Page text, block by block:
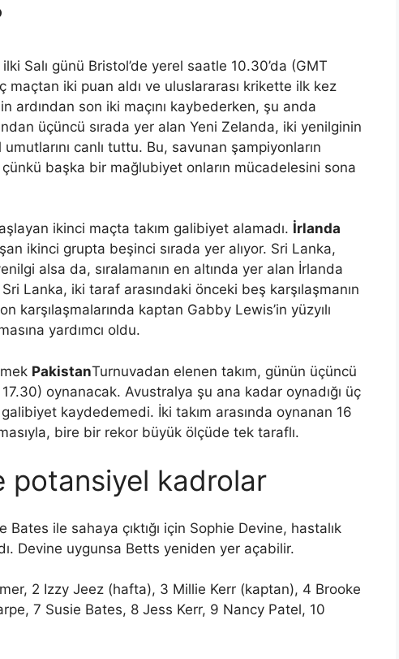
ilki Salı günü Bristol’de yerel saatle 10.30’da (GMT
iki puan aldı ve uluslararası krikette ilk kez
ardından son iki maçını kaybederken, şu anda
üçüncü sırada yer alan Yeni Zelanda, iki yenilginin
canlı tuttu. Bu, savunan şampiyonların
başka bir mağlubiyet onların mücadelesini sona
ikinci maçta takım galibiyet alamadı. İrlanda
ikinci grupta beşinci sırada yer alıyor. Sri Lanka,
alsa da, sıralamanın en altında yer alan İrlanda
Lanka, iki taraf arasındaki önceki beş karşılaşmanın
karşılaşmalarında kaptan Gabby Lewis’in yüzyılı
yardımcı oldu.
PakistanTurnuvadan elenen takım, günün üçüncü
oynanacak. Avustralya şu ana kadar oynadığı üç
kaydedemedi. İki takım arasında oynanan 16
bire bir rekor büyük ölçüde tek taraflı.
potansiyel kadrolar
ile sahaya çıktığı için Sophie Devine, hastalık
Devine uygunsa Betts yeniden yer açabilir.
2 Izzy Jeez (hafta), 3 Millie Kerr (kaptan), 4 Brooke
7 Susie Bates, 8 Jess Kerr, 9 Nancy Patel, 10